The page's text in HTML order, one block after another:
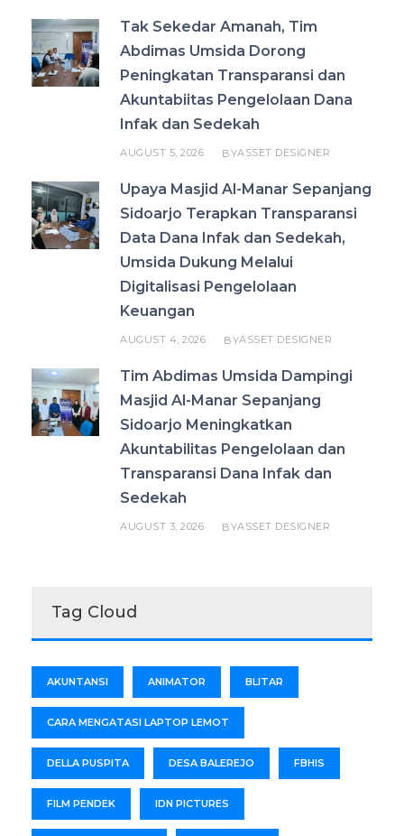
Tak Sekedar Amanah, Tim
Abdimas Umsida Dorong
Peningkatan Transparansi dan
Akuntabiitas Pengelolaan Dana
Infak dan Sedekah
AUGUST 5, 2026 BYASSET DESIGNER
Upaya Masjid Al-Manar Sepanjang
Sidoarjo Terapkan Transparansi
Data Dana Infak dan Sedekah,
Umsida Dukung Melalui
Digitalisasi Pengelolaan
Keuangan
AUGUST 4, 2026 BYASSET DESIGNER
Tim Abdimas Umsida Dampingi
Masjid Al-Manar Sepanjang
Sidoarjo Meningkatkan
Akuntabilitas Pengelolaan dan
Transparansi Dana Infak dan
Sedekah
AUGUST 3, 2026 BYASSET DESIGNER
Tag Cloud
AKUNTANSI ANIMATOR BLITAR
CARA MENGATASI LAPTOP LEMOT
DELLA PUSPITA DESA BALEREJO FBHIS
FILM PENDEK IDN PICTURES